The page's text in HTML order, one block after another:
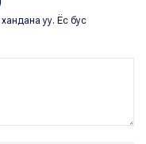
хандана уу. Ёс бус